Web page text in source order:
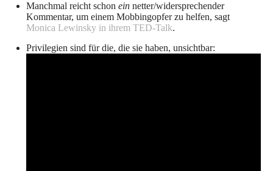
Manchmal reicht schon ein netter/widersprechender
Kommentar, um einem Mobbingopfer zu helfen, sagt
Monica Lewinsky in ihrem TED-Talk.
Privilegien sind für die, die sie haben, unsichtbar: